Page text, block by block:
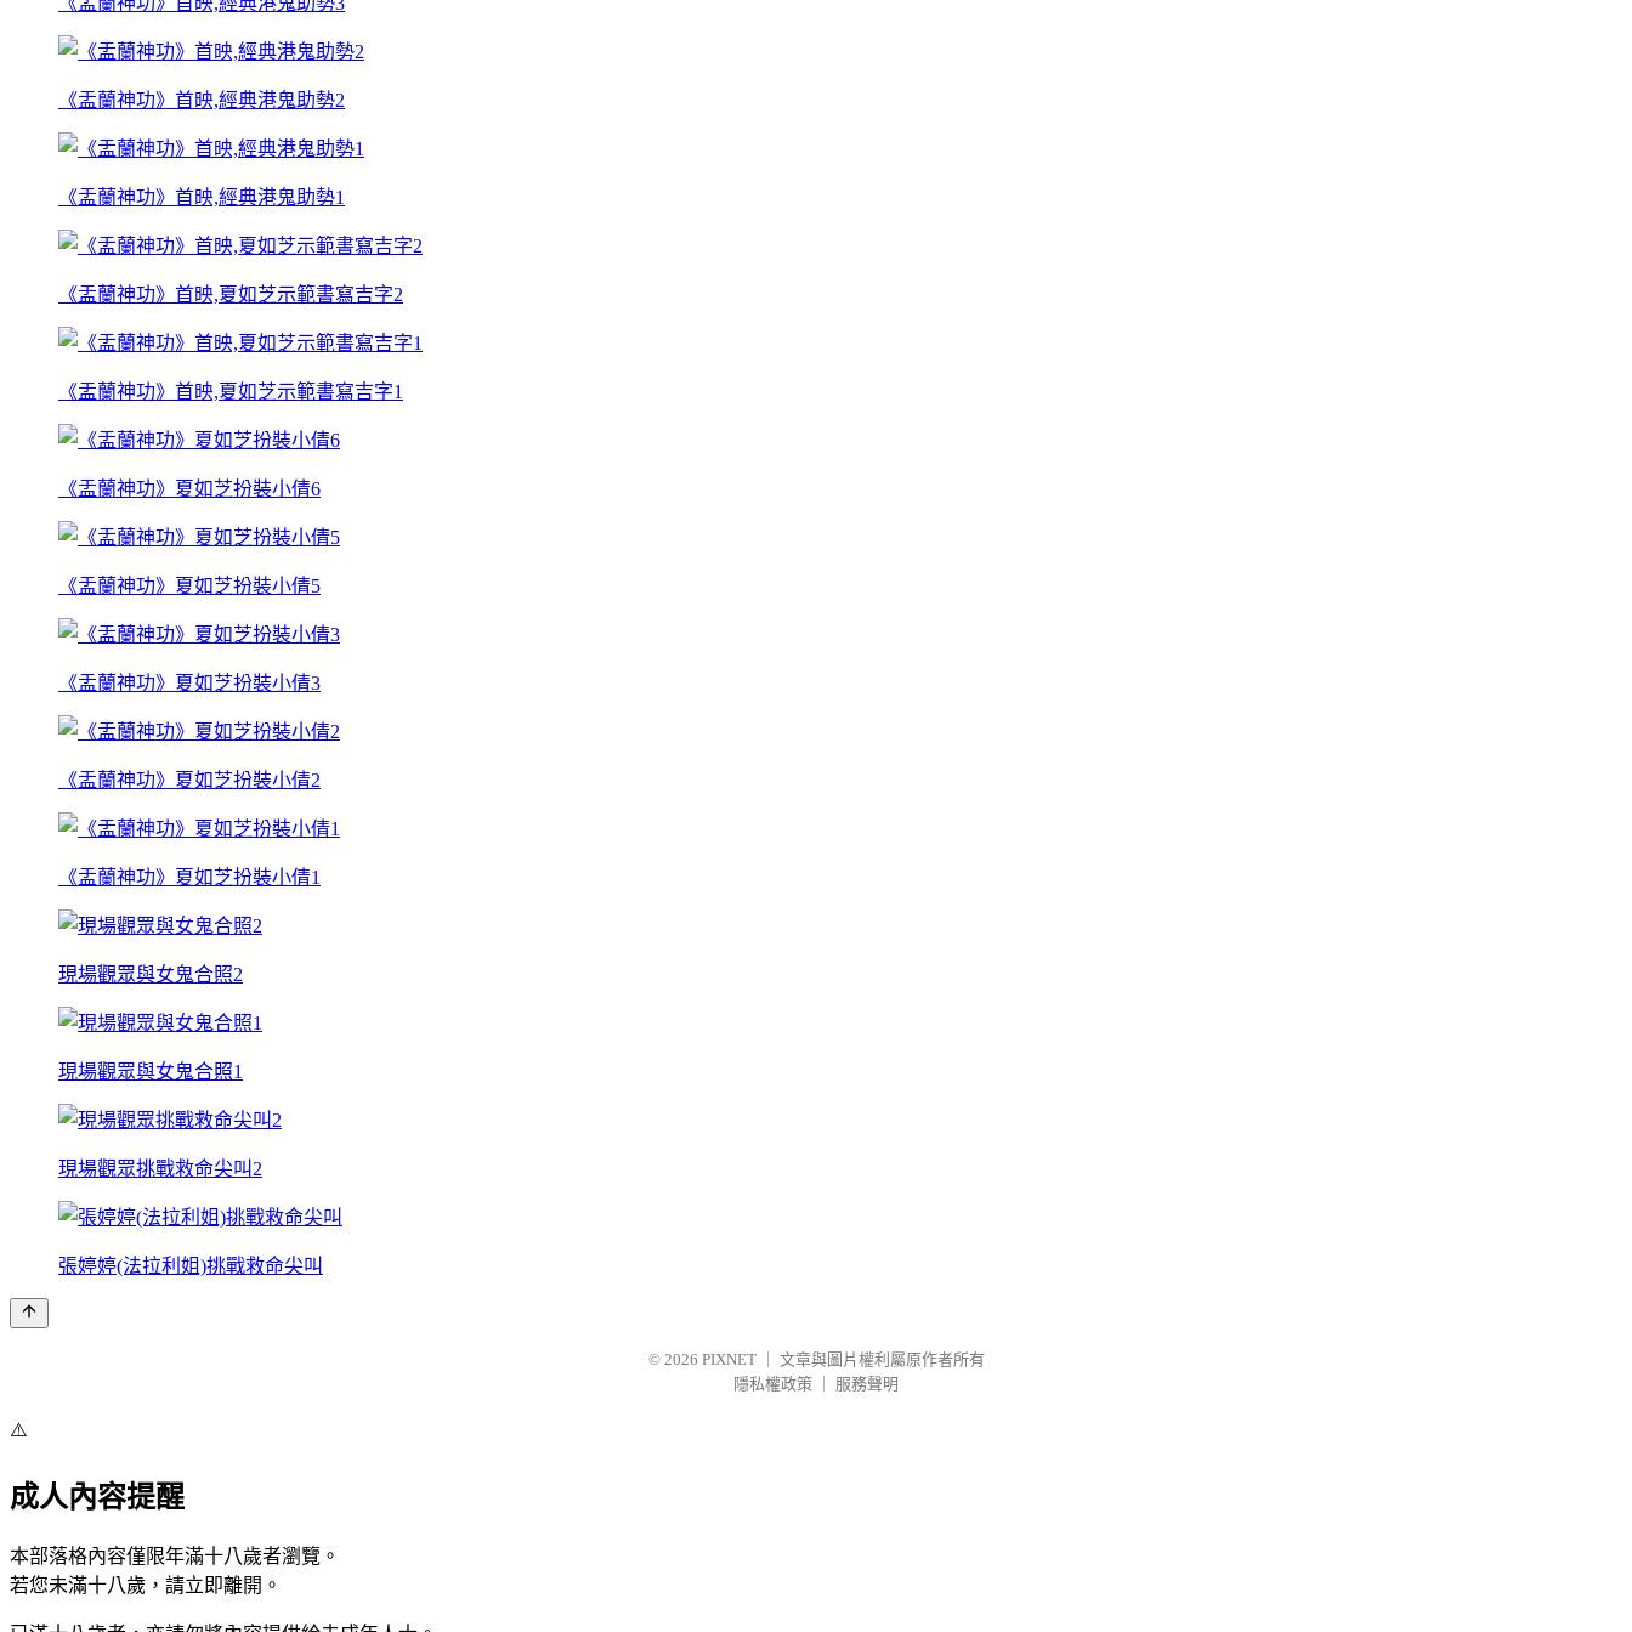
《盂蘭神功》首映,經典港鬼助勢2
《盂蘭神功》首映,經典港鬼助勢1
《盂蘭神功》首映,夏如芝示範書寫吉字2
《盂蘭神功》首映,夏如芝示範書寫吉字1
《盂蘭神功》夏如芝扮裝小倩6
《盂蘭神功》夏如芝扮裝小倩5
《盂蘭神功》夏如芝扮裝小倩3
《盂蘭神功》夏如芝扮裝小倩2
《盂蘭神功》夏如芝扮裝小倩1
現場觀眾與女鬼合照2
現場觀眾與女鬼合照1
現場觀眾挑戰救命尖叫2
張婷婷(法拉利姐)挑戰救命尖叫
© 2026 PIXNET
文章與圖片權利屬原作者所有
隱私權政策
服務聲明
⚠️
成人內容提醒
本部落格內容僅限年滿十八歲者瀏覽。
若您未滿十八歲，請立即離開。